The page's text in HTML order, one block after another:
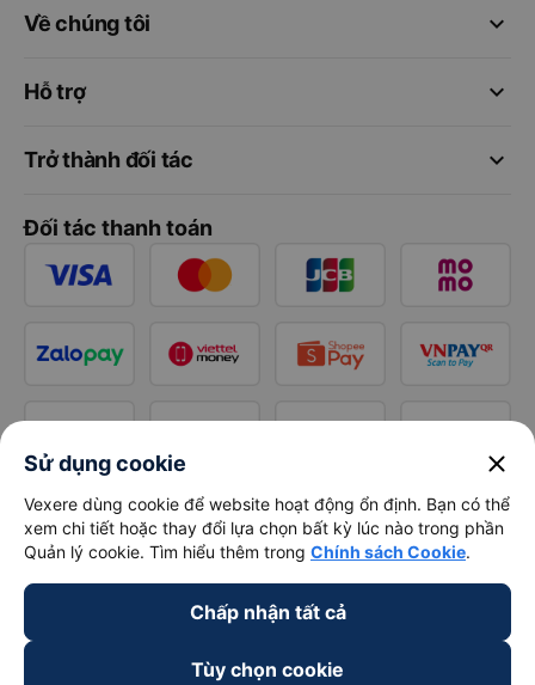
keyboard_arrow_down
Về chúng tôi
keyboard_arrow_down
Hỗ trợ
keyboard_arrow_down
Trở thành đối tác
Đối tác thanh toán
Sử dụng cookie close
Vexere dùng cookie để website hoạt động ổn định. Bạn có thể
xem chi tiết hoặc thay đổi lựa chọn bất kỳ lúc nào trong phần
Quản lý cookie. Tìm hiểu thêm trong Chính sách Cookie.
Chấp nhận tất cả
Tùy chọn cookie